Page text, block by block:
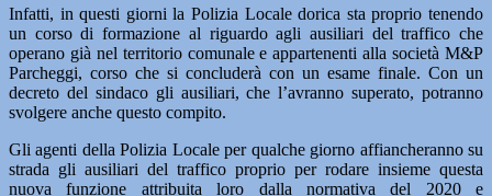
Infatti, in questi giorni la Polizia Locale dorica sta proprio tenendo
un corso di formazione al riguardo agli ausiliari del traffico che
operano già nel territorio comunale e appartenenti alla società M&P
Parcheggi, corso che si concluderà con un esame finale. Con un
decreto del sindaco gli ausiliari, che l’avranno superato, potranno
svolgere anche questo compito.
Gli agenti della Polizia Locale per qualche giorno affiancheranno su
strada gli ausiliari del traffico proprio per rodare insieme questa
nuova funzione attribuita loro dalla normativa del 2020 e